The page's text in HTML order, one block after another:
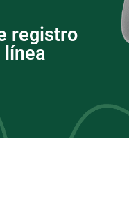
registro
línea